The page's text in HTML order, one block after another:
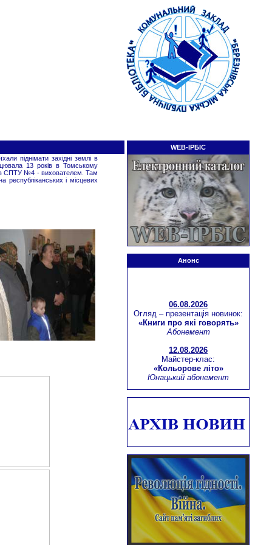
піднімати західні землі в
13 років в Томському
в СПТУ №4 - вихователем. Там
і місцевих
WEB-ІРБІС
Анонс
Огляд – презентація новинок:
«Книги про які говорять»
Абонемент
Майстер-клас:
«Кольорове літо»
Юнацький абонемент
Віртуальна мандрівка:
м.Тромсе (Норвегія)»
Абонемент
13.08.2026
Літературний екскурс:
«Зачинатель історичного
роману – Вальтер Скотт»
Юнацький абонемент
16.08.2026
Літературна сторінка: